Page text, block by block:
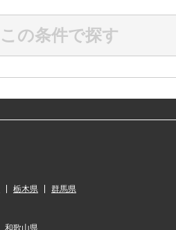
この条件で探す
栃木県 群馬県